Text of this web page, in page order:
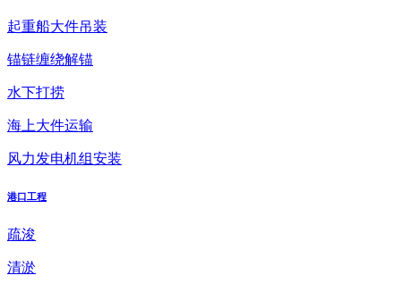
起重船大件吊装
锚链缠绕解锚
水下打捞
海上大件运输
风力发电机组安装
港口工程
疏浚
清淤